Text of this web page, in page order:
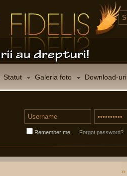
Statut Galeria foto Download-uri
Remember me Forgot password?